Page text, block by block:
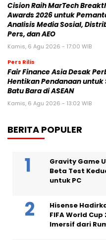
Cision Raih MarTech
Awards 2026 untuk
Analisis Media Sosial,
Pers, dan AEO
Kamis, 6 Agu 2026 - 17:00 WIB
Pers Rilis
Fair Finance Asia Desak
Hentikan Pendanaan untuk
Batu Bara di ASEAN
Kamis, 6 Agu 2026 - 13:02 WIB
BERITA POPULER
Gravity Game
Beta Test
untuk PC
Hisense
FIFA World
Imersif dari